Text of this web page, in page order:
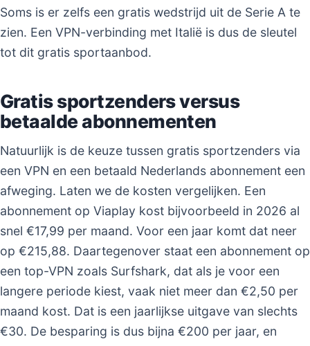
Soms is er zelfs een gratis wedstrijd uit de Serie A te
zien. Een VPN-verbinding met Italië is dus de sleutel
tot dit gratis sportaanbod.
Gratis sportzenders versus
betaalde abonnementen
Natuurlijk is de keuze tussen gratis sportzenders via
een VPN en een betaald Nederlands abonnement een
afweging. Laten we de kosten vergelijken. Een
abonnement op Viaplay kost bijvoorbeeld in 2026 al
snel €17,99 per maand. Voor een jaar komt dat neer
op €215,88. Daartegenover staat een abonnement op
een top-VPN zoals Surfshark, dat als je voor een
langere periode kiest, vaak niet meer dan €2,50 per
maand kost. Dat is een jaarlijkse uitgave van slechts
€30. De besparing is dus bijna €200 per jaar, en